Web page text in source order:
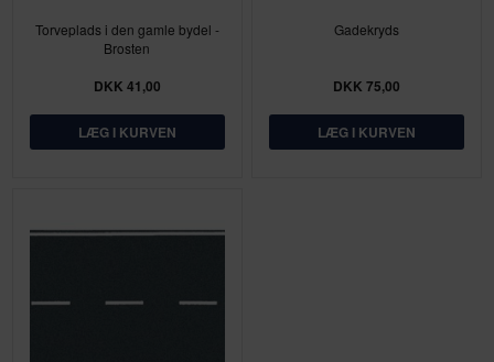
Torveplads i den gamle bydel -
Brosten
DKK 41,00
Gadekryds
DKK 75,00